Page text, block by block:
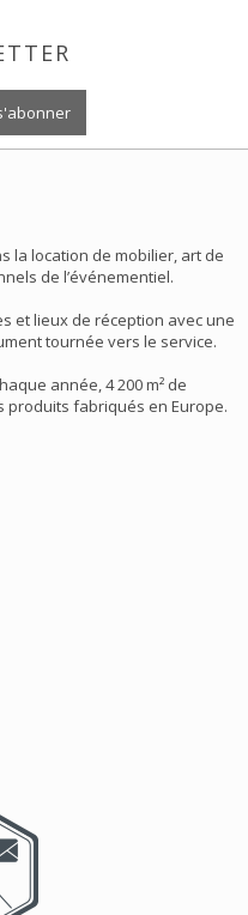
la location de mobilier, art de
de l’événementiel.
et lieux de réception avec une
tournée vers le service.
année, 4 200 m² de
produits fabriqués en Europe.